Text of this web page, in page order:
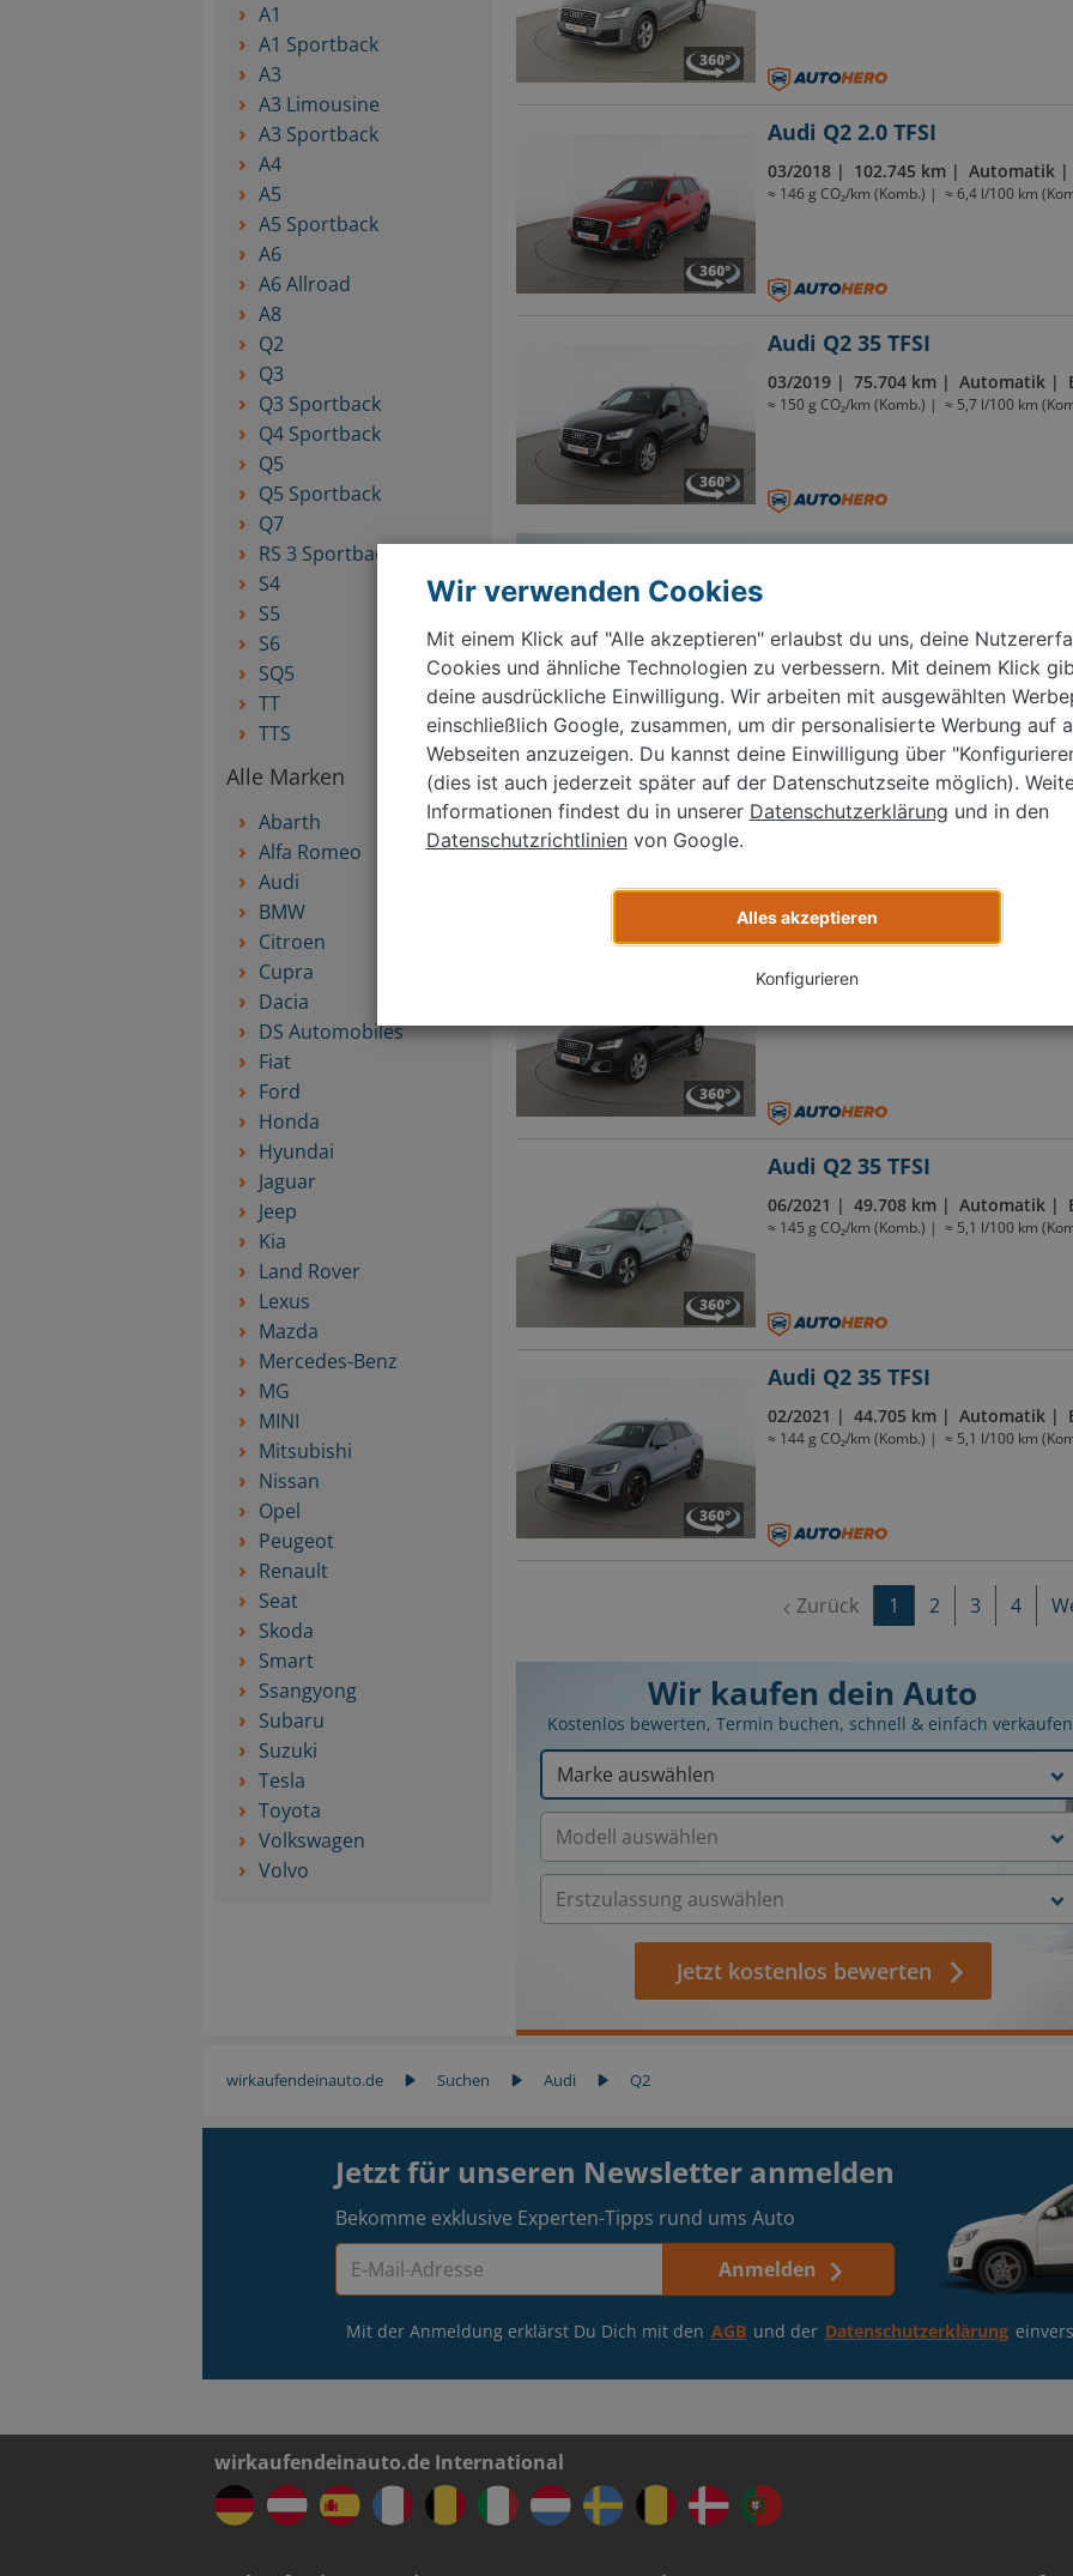
Audi Q2 2.0 TFSI
03/2018 102.745 km Automatik
≈ 146 g CO₂/km (Komb.) ≈ 6,4 l/100 km
Audi Q2 35 TFSI
03/2019 75.704 km Automatik
≈ 150 g CO₂/km (Komb.) ≈ 5,7 l/100 km
Kostenlos bewerten, Termin buchen, schnell &
einfach verkaufen.
Jetzt Kostenlos bewerten
Audi Q2 35 TFSI
04/2021 32.449 km Automatik
≈ 139 g CO₂/km (Komb.) ≈ 5,1 l/100 km
Audi Q2 35 TFSI
08/2019
Audi Q2 35 TFSI
06/2021 49.708 km Automatik
≈ 145 g CO₂/km (Komb.) ≈ 5,1 l/100 km
Audi Q2 35 TFSI
02/2021 44.705 km Automatik
≈ 144 g CO₂/km (Komb.) ≈ 5,1 l/100 km
Zurück 1 2 3 4
Wir kaufen dein Auto
Kostenlos bewerten, Termin buchen, schnell & einfach
Jetzt kostenlos bewerten
A1
A1 Sportback
A3
A3 Limousine
A3 Sportback
A4
A5
A5 Sportback
A6
A6 Allroad
A8
Q2
Q3
Q3 Sportback
Q4 Sportback
Q5
Q5 Sportback
Q7
RS 3 Sportback
S4
S5
S6
SQ5
TT
TTS
Alle Marken
Abarth
Alfa Romeo
Audi
BMW
Citroen
Cupra
Dacia
DS Automobiles
Fiat
Ford
Honda
Hyundai
Jaguar
Jeep
Kia
Land Rover
Lexus
Mazda
Mercedes-Benz
MG
MINI
Mitsubishi
Nissan
Opel
Peugeot
Renault
Seat
Skoda
Smart
Ssangyong
Subaru
Suzuki
Tesla
Toyota
Volkswagen
Volvo
wirkaufendeinauto.de Suchen Audi Q2
Jetzt für unseren Newsletter anmelden
Bekomme exklusive Experten-Tipps rund ums Auto
Anmelden
Mit der Anmeldung erklärst Du Dich mit den AGB und der Datenschutzerklärung
wirkaufendeinauto.de International
Wir verwenden Cookies
Mit einem Klick auf "Alle akzeptieren" erlaubst du uns, deine
Cookies und ähnliche Technologien zu verbessern. Mit deinem Klick
deine ausdrückliche Einwilligung. Wir arbeiten mit ausgewählten
einschließlich Google, zusammen, um dir personalisierte Werbung auf
Webseiten anzuzeigen. Du kannst deine Einwilligung über
(dies ist auch jederzeit später auf der Datenschutzseite möglich).
Informationen findest du in unserer Datenschutzerklärung und in den
Datenschutzrichtlinienvon Google.
Alles akzeptieren
Konfigurieren